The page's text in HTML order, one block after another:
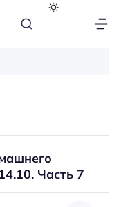
Часть 7